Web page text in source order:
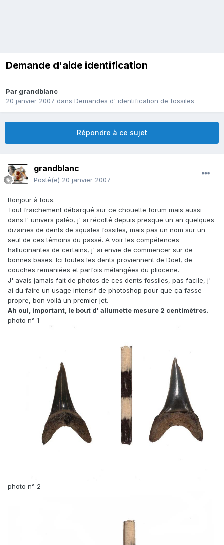
Demande d'aide identification
Par grandblanc
20 janvier 2007 dans Demandes d' identification de fossiles
Répondre à ce sujet
grandblanc
Posté(e) 20 janvier 2007
Bonjour à tous.
Tout fraichement débarqué sur ce chouette forum mais aussi
dans l' univers paléo, j' ai récolté depuis presque un an quelques
dizaines de dents de squales fossiles, mais pas un nom sur un
seul de ces témoins du passé. A voir les compétences
hallucinantes de certains, j' ai envie de commencer sur de
bonnes bases. Ici toutes les dents proviennent de Doel, de
couches remaniées et parfois mélangées du pliocene.
J' avais jamais fait de photos de ces dents fossiles, pas facile, j'
ai du faire un usage intensif de photoshop pour que ça fasse
propre, bon voilà un premier jet.
Ah oui, important, le bout d' allumette mesure 2 centimètres.
photo n° 1
photo n° 2